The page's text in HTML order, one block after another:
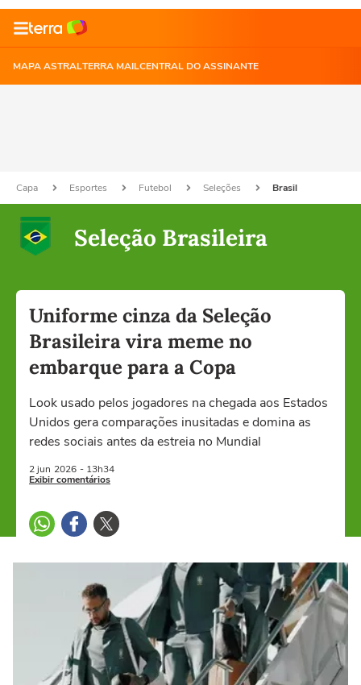
MAPA ASTRALTERRA MAILCENTRAL DO ASSINANTE
Capa Esportes Futebol Seleções Brasil
Seleção Brasileira
Uniforme cinza da Seleção
Brasileira vira meme no
embarque para a Copa
Look usado pelos jogadores na chegada aos Estados
Unidos gera comparações inusitadas e domina as
redes sociais antes da estreia no Mundial
2 jun 2026 - 13h34
Exibir comentários